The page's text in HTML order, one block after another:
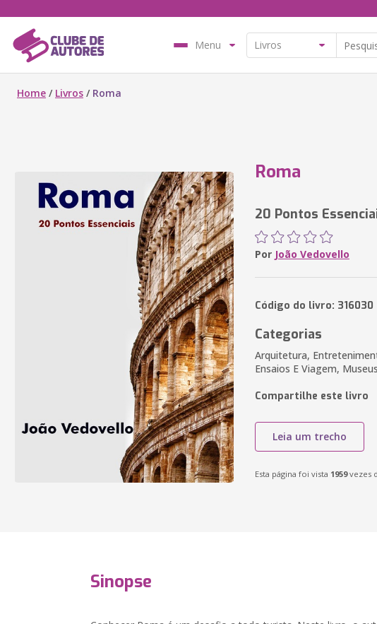
Menu
Home / Livros / Roma
Roma
20 Pontos
Por João Vedovello
Código do livro: 316030
Categorias
Arquitetura,
Ensaios E Viagem,
Compartilhe este livro
Leia um trecho
Esta página foi vista 1959vezes
Sinopse